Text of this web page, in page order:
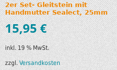
2er Set- Gleitstein mit
Handmutter Sealect, 25mm
15,95€
inkl. 19 % MwSt.
zzgl.Versandkosten